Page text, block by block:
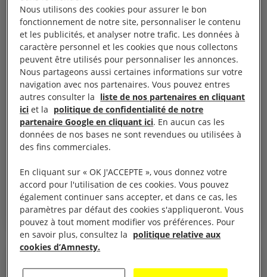
7 août, 2026
Liban : Israël doit répondre de ses crimes
RESPECT DU DROIT INTERNATIONAL HUMANITAIRE
Nous utilisons des cookies pour assurer le bon
fonctionnement de notre site, personnaliser le contenu
et les publicités, et analyser notre trafic. Les données à
caractère personnel et les cookies que nous collectons
peuvent être utilisés pour personnaliser les annonces.
Nous partageons aussi certaines informations sur votre
navigation avec nos partenaires. Vous pouvez entres
autres consulter la liste de nos partenaires en cliquant
ici et la politique de confidentialité de notre
partenaire Google en cliquant ici. En aucun cas les
données de nos bases ne sont revendues ou utilisées à
des fins commerciales.
En cliquant sur « OK J'ACCEPTE », vous donnez votre
accord pour l'utilisation de ces cookies. Vous pouvez
également continuer sans accepter, et dans ce cas, les
paramètres par défaut des cookies s'appliqueront. Vous
pouvez à tout moment modifier vos préférences. Pour
en savoir plus, consultez la politique relative aux
cookies d’Amnesty.